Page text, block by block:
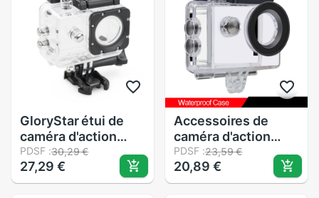
GloryStar étui de
caméra d'action
étanche pour Sjcam
SJ4000 (wifi)
SJ4000 + SJ7000
PDSF :30,29 €
27,29 €
Accessoires de
caméra d'action
boîtier étanche
sous-marin pour
GEEKAM S9R/S9
PDSF :23,59 €
20,89 €